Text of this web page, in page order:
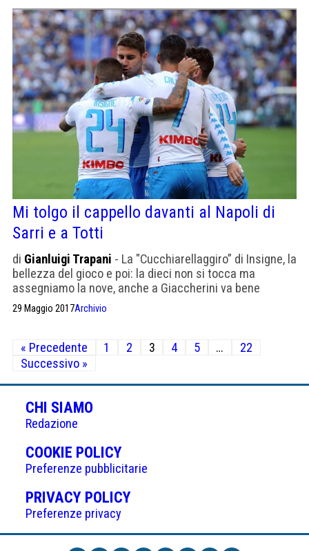
Mi tolgo il cappello davanti al Napoli di
Sarri e a Totti
di Gianluigi Trapani - La "Cucchiarellaggiro” di Insigne, la
bellezza del gioco e poi: la dieci non si tocca ma
assegniamo la nove, anche a Giaccherini va bene
29 Maggio 2017Archivio
Paginazione
degli
articoli
« Precedente 1 2 3 4 5 …
22
Successivo »
CHI SIAMO
Redazione
COOKIE POLICY(APRE
IN
UNA
NUOVA
Preferenze pubblicitarie
PRIVACY POLICY(APRE
UNA
Preferenze privacy